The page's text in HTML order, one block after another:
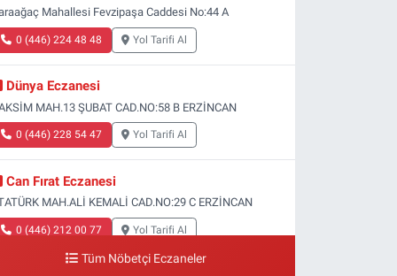
Mahallesi Fevzipaşa Caddesi No:44 A
0 (446) 224 48 48 Yol Tarifi Al
Dünya Eczanesi
MAH.13 ŞUBAT CAD.NO:58 B ERZİNCAN
0 (446) 228 54 47 Yol Tarifi Al
Can Fırat Eczanesi
MAH.ALİ KEMALİ CAD.NO:29 C ERZİNCAN
0 (446) 212 00 77 Yol Tarifi Al
Tüm Nöbetçi Eczaneler